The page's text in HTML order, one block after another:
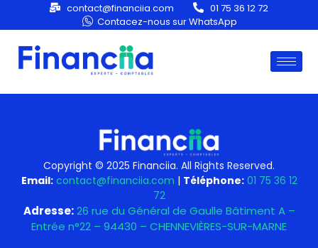
contact@financiia.com
01 75 36 12 72
Contacez-nous sur WhatsApp
Category:Optimization
Copyright © 2025 Financiia. All Rights Reserved.
Email: contact@financiia.com | Téléphone: 01 75 36 12
72
Adresse: 26 rue du Général de Gaulle Bâtiment A –
Entrée n°22 – 94430 – CHENNEVIÈRES-SUR-MARNE